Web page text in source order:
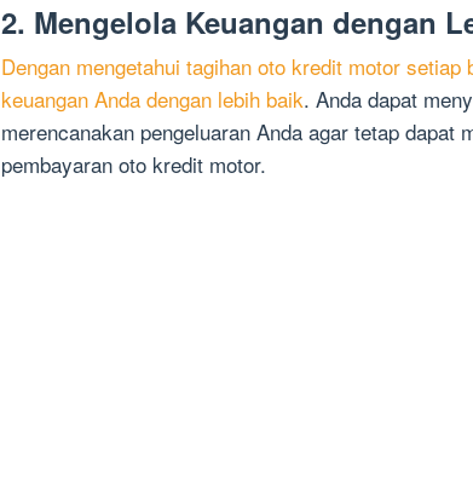
2. Mengelola Keuangan dengan
Dengan mengetahui tagihan oto kredit motor setiap
keuangan Anda dengan lebih baik. Anda dapat
merencanakan pengeluaran Anda agar tetap dapat
pembayaran oto kredit motor.